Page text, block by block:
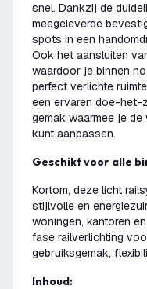
snel. Dankzij de
meegeleverde
spots in een
Ook het aansluiten
waardoor je binnen
perfect verlichte
een ervaren doe-het-
gemak waarmee je
kunt aanpassen.
Geschikt voor alle
Kortom, deze licht
stijlvolle en
woningen, kantoren
fase railverlichting
gebruiksgemak,
Inhoud: